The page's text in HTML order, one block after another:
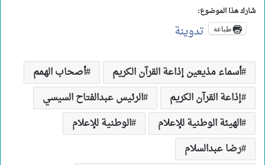
شارك هذا الموضوع:
طباعة تدوينة
أسماء مذيعين إذاعة القرآن الكريم
أصحاب الهمم
إذاعة القرآن الكريم
الرئيس عبدالفتاح السيسي
الهيئة الوطنية للإعلام
الوطنية للإعلام
رضا عبدالسلام